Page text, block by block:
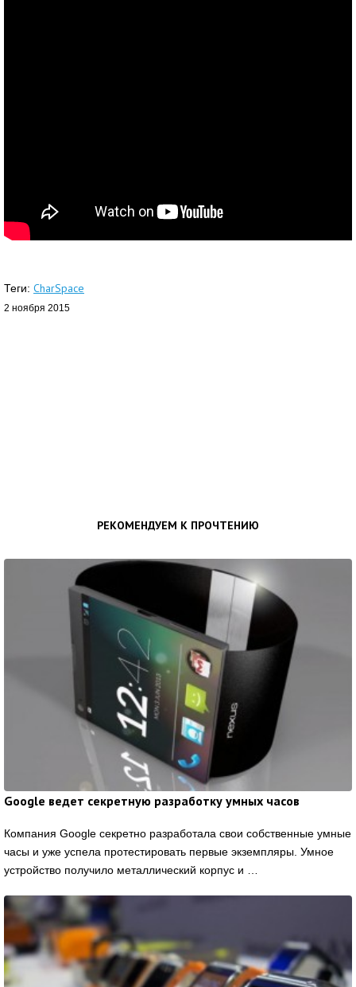
Теги: CharSpace
2 ноября 2015
РЕКОМЕНДУЕМ К ПРОЧТЕНИЮ
Google ведет секретную разработку умных часов
Компания Google секретно разработала свои собственные умные
часы и уже успела протестировать первые экземпляры. Умное
устройство получило металлический корпус и …